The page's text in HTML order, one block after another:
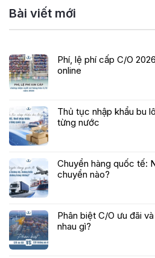
Bài viết mới
Phí, lệ phí cấp C/O
online
Thủ tục nhập khẩu bu
từng nước
Chuyển hàng quốc tế:
chuyển nào?
Phân biệt C/O ưu đãi
nhau gì?